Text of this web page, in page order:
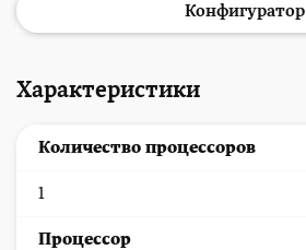
Конфигуратор
Характеристики
Количество процессоров
1
Процессор